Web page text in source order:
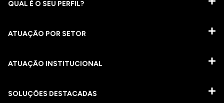
QUAL É O SEU PERFIL?
ATUAÇÃO POR SETOR
ATUAÇÃO INSTITUCIONAL
SOLUÇÕES DESTACADAS